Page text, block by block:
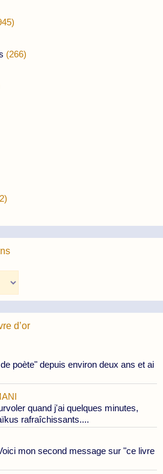
(266)
d’or
poète" depuis environ deux ans et ai
quand j'ai quelques minutes,
rafraîchissants....
mon second message sur "ce livre